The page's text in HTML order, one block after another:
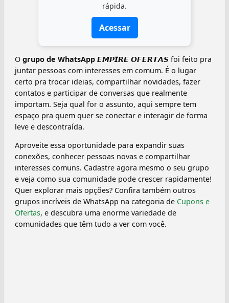
rápida.
Acessar
O grupo de WhatsApp 𝙀𝙈𝙋𝙄𝙍𝙀 𝙊𝙁𝙀𝙍𝙏𝘼𝙎 foi feito pra
juntar pessoas com interesses em comum. É o lugar
certo pra trocar ideias, compartilhar novidades, fazer
contatos e participar de conversas que realmente
importam. Seja qual for o assunto, aqui sempre tem
espaço pra quem quer se conectar e interagir de forma
leve e descontraída.
Aproveite essa oportunidade para expandir suas
conexões, conhecer pessoas novas e compartilhar
interesses comuns. Cadastre agora mesmo o seu grupo
e veja como sua comunidade pode crescer rapidamente!
Quer explorar mais opções? Confira também outros
grupos incríveis de WhatsApp na categoria de Cupons e
Ofertas, e descubra uma enorme variedade de
comunidades que têm tudo a ver com você.